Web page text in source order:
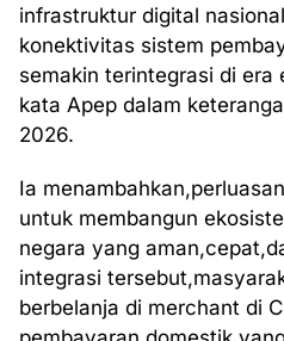
infrastruktur digital
konektivitas sistem
semakin terintegrasi di era
kata Apep dalam
2026.
Ia
untuk membangun
negara yang
integrasi
berbelanja di merchant di